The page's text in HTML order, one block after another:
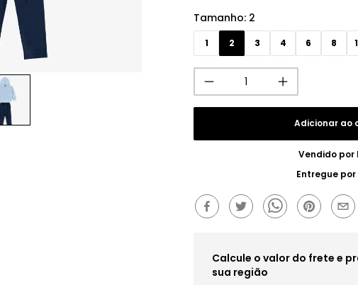
Tamanho: 2
1 2 3 4 6 8
Adicionar ao
Vendido por
Entregue por